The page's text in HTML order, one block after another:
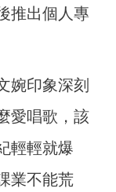
推出個人專
婉印象深刻
愛唱歌，該
輕輕就爆
業不能荒